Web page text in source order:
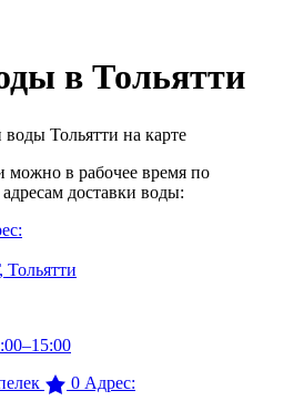
в Тольятти
Тольятти на карте
можно в рабочее время по
доставки воды:
0 Адрес: